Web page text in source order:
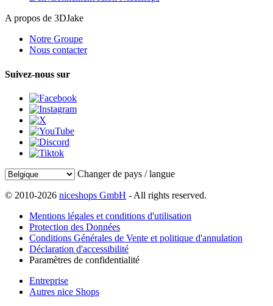
A propos de 3DJake
Notre Groupe
Nous contacter
Suivez-nous sur
Changer de pays / langue
© 2010-2026 niceshops GmbH - All rights reserved.
Mentions légales et conditions d'utilisation
Protection des Données
Conditions Générales de Vente et politique d'annulation
Déclaration d'accessibilité
Paramètres de confidentialité
Entreprise
Autres nice Shops